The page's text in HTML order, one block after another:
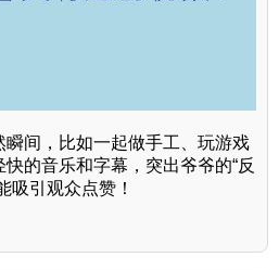
间，比如一起做手工、玩游戏
的音乐和字幕，突出爷爷的“反
吸引观众点赞！